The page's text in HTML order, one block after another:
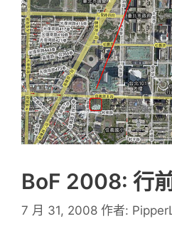
BoF 2008: 行
7 月 31, 2008 作者: